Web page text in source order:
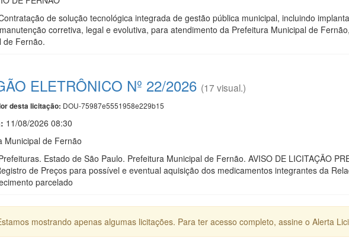
de solução tecnológica integrada de gestão pública municipal, incluindo
corretiva, legal e evolutiva, para atendimento da Prefeitura Municipal de
de Fernão.
ELETRÔNICO Nº 22/2026 (17 visual.)
desta licitação: DOU-75987e5551958e229b15
11/08/2026 08:30
Municipal de Fernão
Estado de São Paulo. Prefeitura Municipal de Fernão. AVISO DE LICITAÇÃO
de Preços para possível e eventual aquisição dos medicamentos integrantes da
parcelado
mostrando apenas algumas licitações. Para ter acesso completo, assine o Alerta